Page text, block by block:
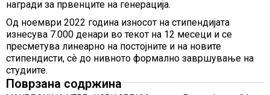
награди за првенците на генерација.
Oд ноември 2022 година износот на стипендијата
изнесува 7.000 денари во текот на 12 месеци и се
пресметува линеарно на постојните и на новите
стипендисти, сѐ до нивното формално завршување на
студиите.
Поврзана содржина